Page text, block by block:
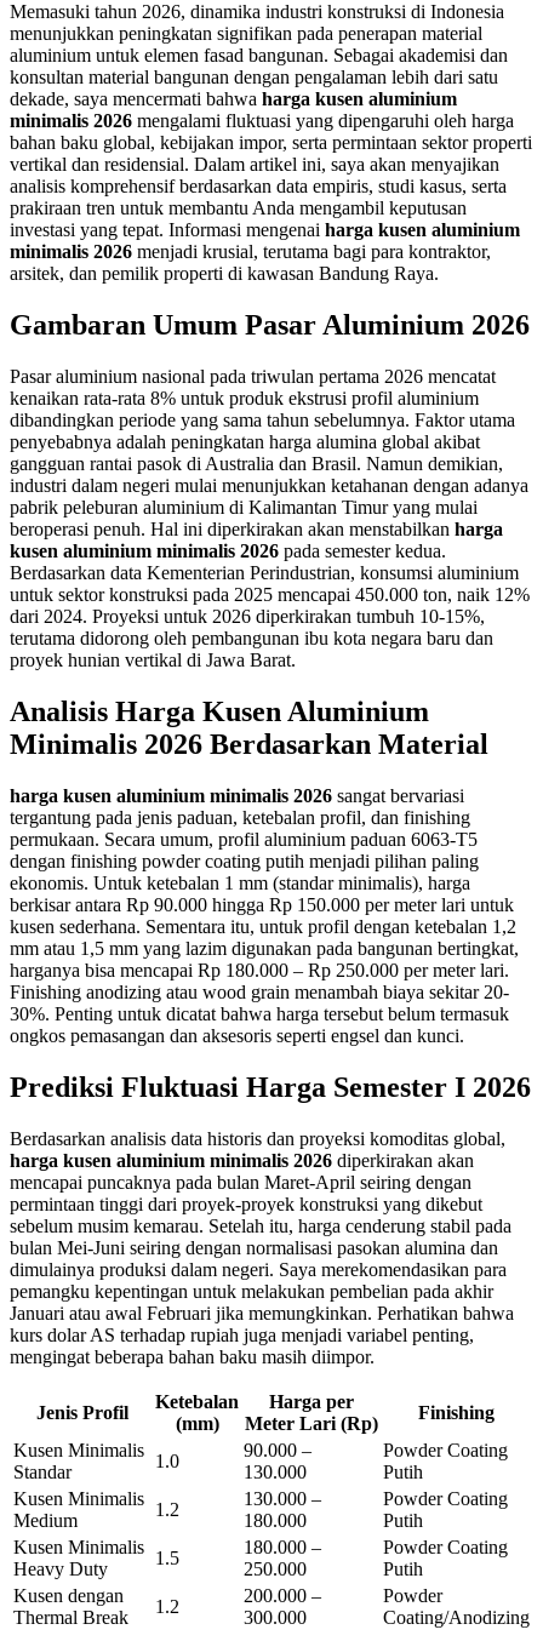
Memasuki tahun 2026, dinamika industri konstruksi di Indonesia
menunjukkan peningkatan signifikan pada penerapan material
aluminium untuk elemen fasad bangunan. Sebagai akademisi dan
konsultan material bangunan dengan pengalaman lebih dari satu
dekade, saya mencermati bahwa harga kusen aluminium
minimalis 2026 mengalami fluktuasi yang dipengaruhi oleh harga
bahan baku global, kebijakan impor, serta permintaan sektor properti
vertikal dan residensial. Dalam artikel ini, saya akan menyajikan
analisis komprehensif berdasarkan data empiris, studi kasus, serta
prakiraan tren untuk membantu Anda mengambil keputusan
investasi yang tepat. Informasi mengenai harga kusen aluminium
minimalis 2026 menjadi krusial, terutama bagi para kontraktor,
arsitek, dan pemilik properti di kawasan Bandung Raya.
Gambaran Umum Pasar Aluminium 2026
Pasar aluminium nasional pada triwulan pertama 2026 mencatat
kenaikan rata-rata 8% untuk produk ekstrusi profil aluminium
dibandingkan periode yang sama tahun sebelumnya. Faktor utama
penyebabnya adalah peningkatan harga alumina global akibat
gangguan rantai pasok di Australia dan Brasil. Namun demikian,
industri dalam negeri mulai menunjukkan ketahanan dengan adanya
pabrik peleburan aluminium di Kalimantan Timur yang mulai
beroperasi penuh. Hal ini diperkirakan akan menstabilkan harga
kusen aluminium minimalis 2026 pada semester kedua.
Berdasarkan data Kementerian Perindustrian, konsumsi aluminium
untuk sektor konstruksi pada 2025 mencapai 450.000 ton, naik 12%
dari 2024. Proyeksi untuk 2026 diperkirakan tumbuh 10-15%,
terutama didorong oleh pembangunan ibu kota negara baru dan
proyek hunian vertikal di Jawa Barat.
Analisis Harga Kusen Aluminium
Minimalis 2026 Berdasarkan Material
harga kusen aluminium minimalis 2026 sangat bervariasi
tergantung pada jenis paduan, ketebalan profil, dan finishing
permukaan. Secara umum, profil aluminium paduan 6063-T5
dengan finishing powder coating putih menjadi pilihan paling
ekonomis. Untuk ketebalan 1 mm (standar minimalis), harga
berkisar antara Rp 90.000 hingga Rp 150.000 per meter lari untuk
kusen sederhana. Sementara itu, untuk profil dengan ketebalan 1,2
mm atau 1,5 mm yang lazim digunakan pada bangunan bertingkat,
harganya bisa mencapai Rp 180.000 – Rp 250.000 per meter lari.
Finishing anodizing atau wood grain menambah biaya sekitar 20-
30%. Penting untuk dicatat bahwa harga tersebut belum termasuk
ongkos pemasangan dan aksesoris seperti engsel dan kunci.
Prediksi Fluktuasi Harga Semester I 2026
Berdasarkan analisis data historis dan proyeksi komoditas global,
harga kusen aluminium minimalis 2026 diperkirakan akan
mencapai puncaknya pada bulan Maret-April seiring dengan
permintaan tinggi dari proyek-proyek konstruksi yang dikebut
sebelum musim kemarau. Setelah itu, harga cenderung stabil pada
bulan Mei-Juni seiring dengan normalisasi pasokan alumina dan
dimulainya produksi dalam negeri. Saya merekomendasikan para
pemangku kepentingan untuk melakukan pembelian pada akhir
Januari atau awal Februari jika memungkinkan. Perhatikan bahwa
kurs dolar AS terhadap rupiah juga menjadi variabel penting,
mengingat beberapa bahan baku masih diimpor.
Jenis Profil
Ketebalan
(mm)
Harga per
Meter Lari (Rp)
Finishing
Kusen Minimalis
Standar
1.0
90.000 –
130.000
Powder Coating
Putih
Kusen Minimalis
Medium
1.2
130.000 –
180.000
Powder Coating
Putih
Kusen Minimalis
Heavy Duty
1.5
180.000 –
250.000
Powder Coating
Putih
Kusen dengan
Thermal Break
1.2
200.000 –
300.000
Powder
Coating/Anodizing